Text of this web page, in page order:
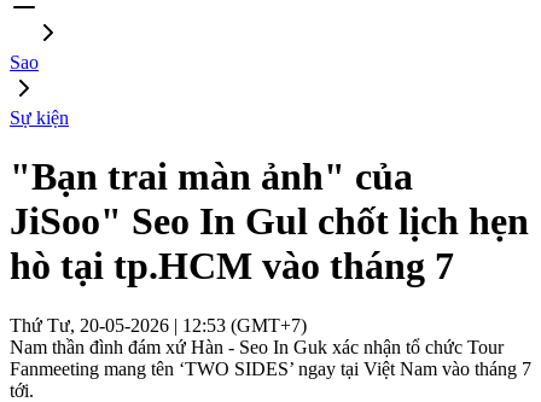
Sao
Sự kiện
"Bạn trai màn ảnh" của
JiSoo" Seo In Gul chốt lịch hẹn
hò tại tp.HCM vào tháng 7
Thứ Tư, 20-05-2026 | 12:53 (GMT+7)
Nam thần đình đám xứ Hàn - Seo In Guk xác nhận tổ chức Tour
Fanmeeting mang tên ‘TWO SIDES’ ngay tại Việt Nam vào tháng 7
tới.